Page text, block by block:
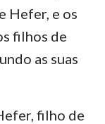
Hefer, e os
filhos de
as suas
filho de